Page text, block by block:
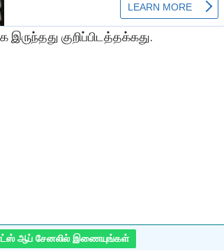
குறிப்பிடத்தக்கது.
ஆப் சேனலில் இணையுங்கள்